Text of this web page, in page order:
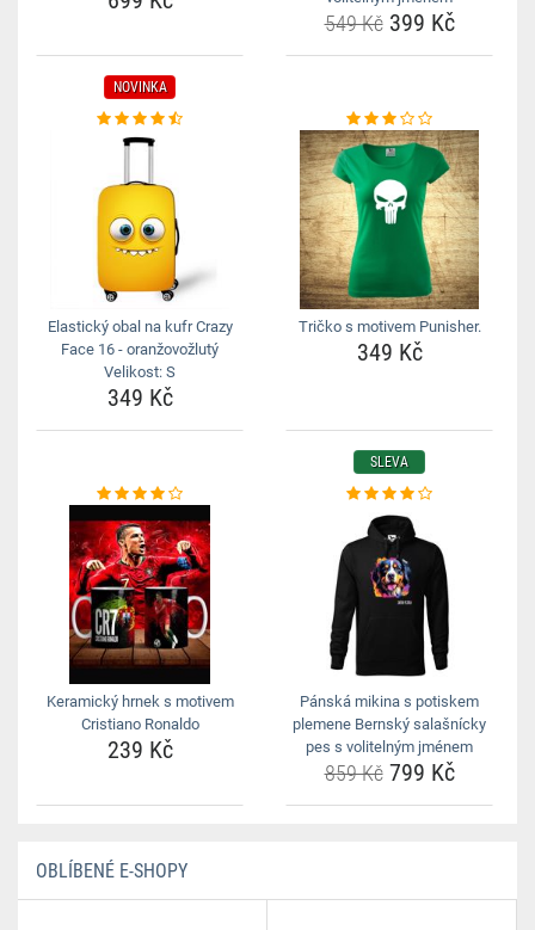
549 Kč399 Kč
NOVINKA
Elastický obal na kufr Crazy
Face 16 - oranžovožlutý
Velikost: S
349 Kč
Tričko s motivem Punisher.
349 Kč
Keramický hrnek s motivem
Cristiano Ronaldo
239 Kč
SLEVA
Pánská mikina s potiskem
plemene Bernský salašnícky
pes s volitelným jménem
859 Kč799 Kč
OBLÍBENÉ E-SHOPY